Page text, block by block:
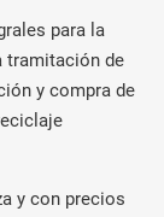
para la
tramitación de
y compra de
y con precios